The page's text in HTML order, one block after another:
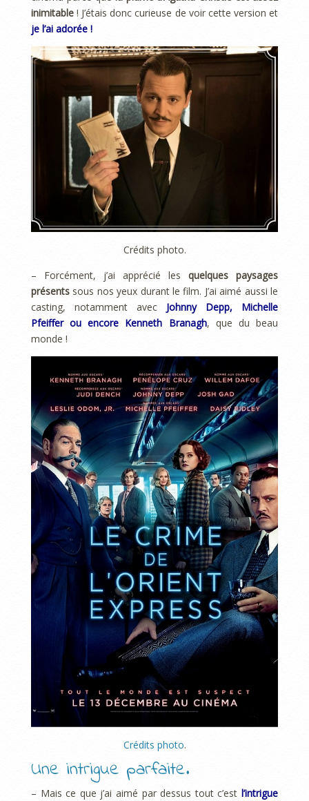
inimitable ! J’étais donc curieuse de voir cette version et
je l’ai adorée !
Crédits photo.
– Forcément, j’ai apprécié les quelques paysages
présents sous nos yeux durant le film. J’ai aimé aussi le
casting, notamment avec Johnny Depp, Michelle
Pfeiffer ou encore Kenneth Branagh, que du beau
monde !
Crédits photo.
Une intrigue parfaite.
– Mais ce que j’ai aimé par dessus tout c’est l’intrigue